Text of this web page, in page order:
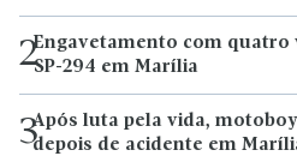
2Engavetamento com
SP-294 em Marília
3Após luta pela vida,
depois de acidente em